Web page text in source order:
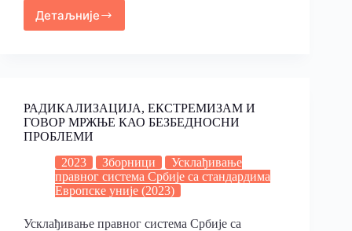
Детаљније
РАДИКАЛИЗАЦИЈА, ЕКСТРЕМИЗАМ И
ГОВОР МРЖЊЕ КАО БЕЗБЕДНОСНИ
ПРОБЛЕМИ
2023
Зборници
Усклађивање
правног система Србије са стандардима
Европске уније (2023)
Усклађивање правног система Србије са